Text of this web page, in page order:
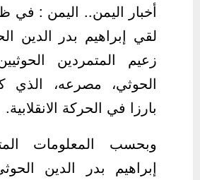
أخبار اليمن.. اليمن :
لقي إبراهيم بدر الدين
زعيم المتمردين
الحوثي، مصرعه، الذي
بارزا في الحركة الانقلابية.
وبحسب المعلومات
إبراهيم بدر الدين